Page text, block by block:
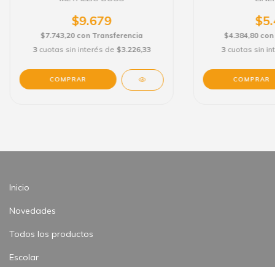
$9.679
$7.743,20 con Transferencia
3 cuotas sin interés de $3.226,33
$4.384,80 con
3 cuotas sin
Inicio
Novedades
Todos los productos
Escolar